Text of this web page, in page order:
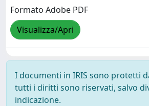
Formato Adobe PDF
Visualizza/Apri
I documenti in IRIS sono protetti
tutti i diritti sono riservati, salvo
indicazione.